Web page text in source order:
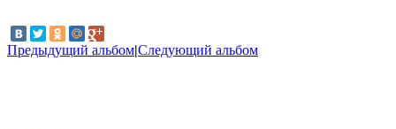
Предыдущий альбом|Следующий альбом